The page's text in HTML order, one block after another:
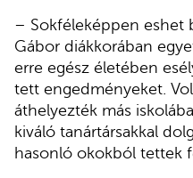
– Sokféleképpen eshet
Gábor diákkorában
erre egész életében
tett engedményeket.
áthelyezték más
kiváló tanártársakkal
hasonló okokból tettek